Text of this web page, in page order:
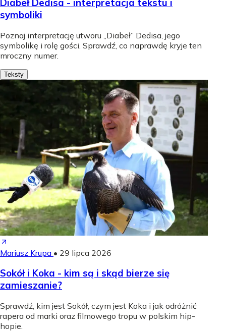
Diabeł Dedisa - interpretacja tekstu i
symboliki
Poznaj interpretację utworu „Diabeł” Dedisa, jego
symbolikę i rolę gości. Sprawdź, co naprawdę kryje ten
mroczny numer.
Teksty
Mariusz Krupa • 29 lipca 2026
Sokół i Koka - kim są i skąd bierze się
zamieszanie?
Sprawdź, kim jest Sokół, czym jest Koka i jak odróżnić
rapera od marki oraz filmowego tropu w polskim hip-
hopie.